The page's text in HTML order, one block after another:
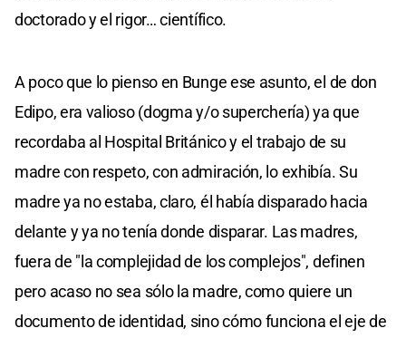
doctorado y el rigor… científico.
A poco que lo pienso en Bunge ese asunto, el de don
Edipo, era valioso (dogma y/o superchería) ya que
recordaba al Hospital Británico y el trabajo de su
madre con respeto, con admiración, lo exhibía. Su
madre ya no estaba, claro, él había disparado hacia
delante y ya no tenía donde disparar. Las madres,
fuera de "la complejidad de los complejos", definen
pero acaso no sea sólo la madre, como quiere un
documento de identidad, sino cómo funciona el eje de